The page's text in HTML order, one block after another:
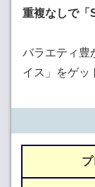
重複なしで「
バラエティ豊
イス」をゲッ
プ